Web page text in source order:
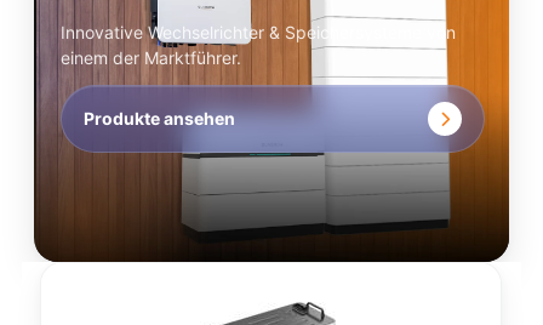
Innovative Wechselrichter & Speichersysteme von
einem der Marktführer.
Produkte ansehen